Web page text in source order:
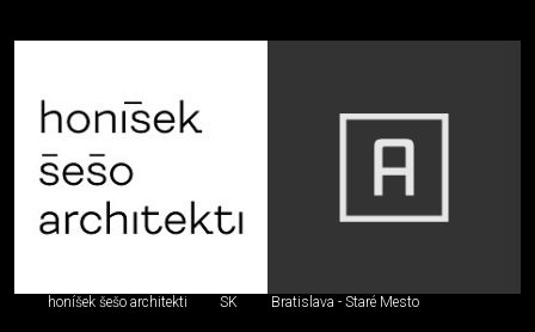
honíšek šešo architekti SK Bratislava - Staré Mesto